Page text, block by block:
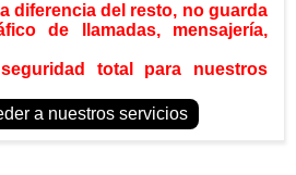
diferencia del resto, no guarda
de llamadas, mensajería,
total para nuestros
a nuestros servicios